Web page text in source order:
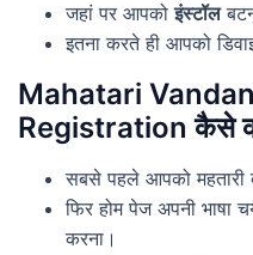
जहां पर आपकोइंस्टॉल
इतना करते ही आपको
Mahatari
Registration कैसे
सबसे पहले आपको महतारी
फिर होम पेज अपनी
करना।